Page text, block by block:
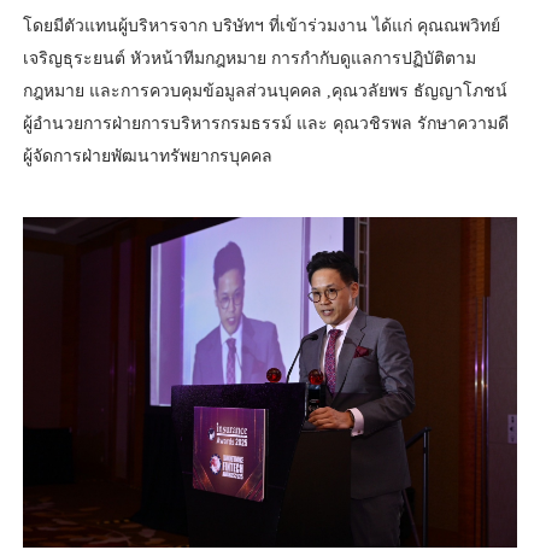
โดยมีตัวแทนผู้บริหารจาก บริษัทฯ ที่เข้าร่วมงาน ได้แก่ คุณณพวิทย์
เจริญธุระยนต์ หัวหน้าทีมกฎหมาย การกำกับดูแลการปฏิบัติตาม
กฎหมาย และการควบคุมข้อมูลส่วนบุคคล ,คุณวลัยพร ธัญญาโภชน์
ผู้อำนวยการฝ่ายการบริหารกรมธรรม์ และ คุณวชิรพล รักษาความดี
ผู้จัดการฝ่ายพัฒนาทรัพยากรบุคคล